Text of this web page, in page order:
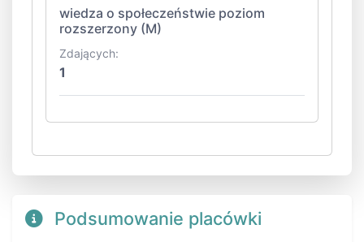
wiedza o społeczeństwie poziom
rozszerzony (M)
Zdających:
1
Podsumowanie placówki